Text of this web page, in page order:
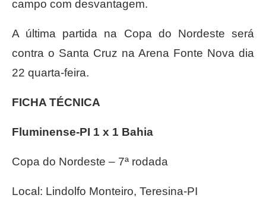
campo com desvantagem.
A última partida na Copa do Nordeste será
contra o Santa Cruz na Arena Fonte Nova dia
22 quarta-feira.
FICHA TÉCNICA
Fluminense-PI 1 x 1 Bahia
Copa do Nordeste – 7ª rodada
Local: Lindolfo Monteiro, Teresina-PI